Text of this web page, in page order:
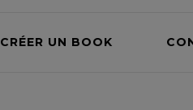
CRÉER UN BOOK